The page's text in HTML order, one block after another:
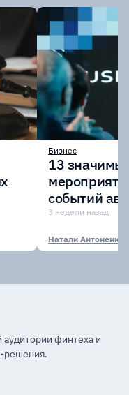
Бизнес
13
событий
3 недели назад
Натали Антоненко
аудитории финтеха и
решения.